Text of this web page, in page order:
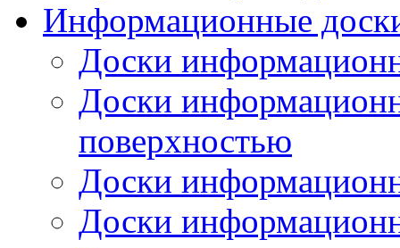
Информационные
Доски
Доски
поверхностью
Доски
Доски